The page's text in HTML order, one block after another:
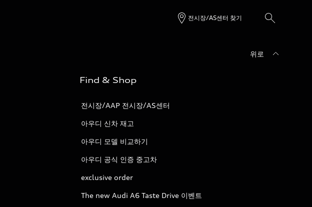
전시장/AS센터 찾기
위로
Find & Shop
전시장/AAP 전시장/AS센터
아우디 신차 재고
아우디 모델 비교하기
아우디 공식 인증 중고차
exclusive order
The new Audi A6 Taste Drive 이벤트